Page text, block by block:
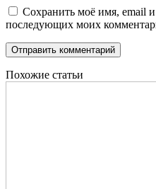
Сохранить моё имя, email и
последующих моих
Похожие статьи